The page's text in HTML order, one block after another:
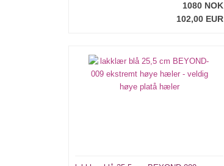
1080 NOK
102,00 EUR